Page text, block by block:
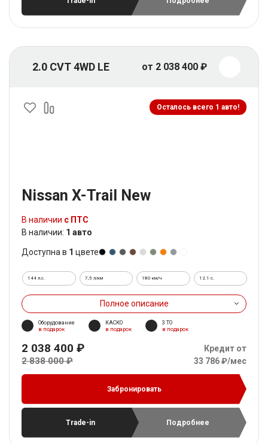
2.0 CVT 4WD LE от 2 038 400 ₽
Осталось всего 1 авто!
Nissan X-Trail New
В наличии с ПТС
В наличии: 1 авто
Доступна в 1 цвете
144 л.с. 7,5 л/км 180 км/ч 12.1 c.
Полное описание
Оборудование
в подарок
КАСКО
в подарок
3 ТО
в подарок
2 038 400 ₽
2 838 000 ₽
Кредит от
33 786 ₽/мес
Забронировать
Trade-in Подробнее